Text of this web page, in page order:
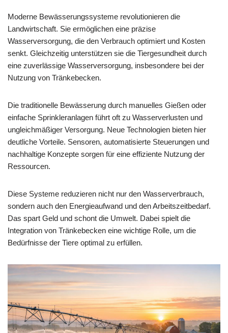
Moderne Bewässerungssysteme revolutionieren die
Landwirtschaft. Sie ermöglichen eine präzise
Wasserversorgung, die den Verbrauch optimiert und Kosten
senkt. Gleichzeitig unterstützen sie die Tiergesundheit durch
eine zuverlässige Wasserversorgung, insbesondere bei der
Nutzung von Tränkebecken.
Die traditionelle Bewässerung durch manuelles Gießen oder
einfache Sprinkleranlagen führt oft zu Wasserverlusten und
ungleichmäßiger Versorgung. Neue Technologien bieten hier
deutliche Vorteile. Sensoren, automatisierte Steuerungen und
nachhaltige Konzepte sorgen für eine effiziente Nutzung der
Ressourcen.
Diese Systeme reduzieren nicht nur den Wasserverbrauch,
sondern auch den Energieaufwand und den Arbeitszeitbedarf.
Das spart Geld und schont die Umwelt. Dabei spielt die
Integration von Tränkebecken eine wichtige Rolle, um die
Bedürfnisse der Tiere optimal zu erfüllen.